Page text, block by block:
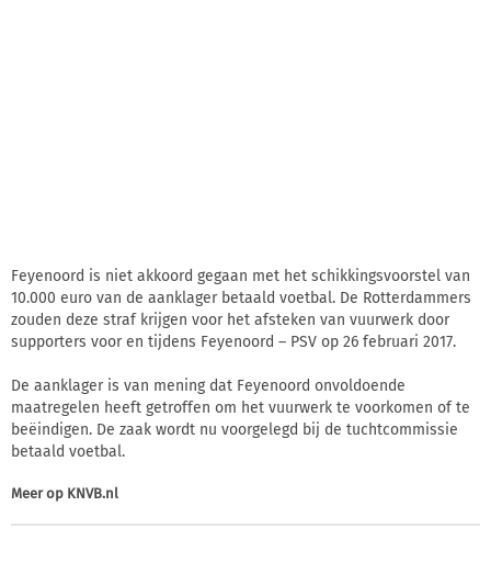
Feyenoord is niet akkoord gegaan met het schikkingsvoorstel van
10.000 euro van de aanklager betaald voetbal. De Rotterdammers
zouden deze straf krijgen voor het afsteken van vuurwerk door
supporters voor en tijdens Feyenoord – PSV op 26 februari 2017.
De aanklager is van mening dat Feyenoord onvoldoende
maatregelen heeft getroffen om het vuurwerk te voorkomen of te
beëindigen. De zaak wordt nu voorgelegd bij de tuchtcommissie
betaald voetbal.
Meer op KNVB.nl